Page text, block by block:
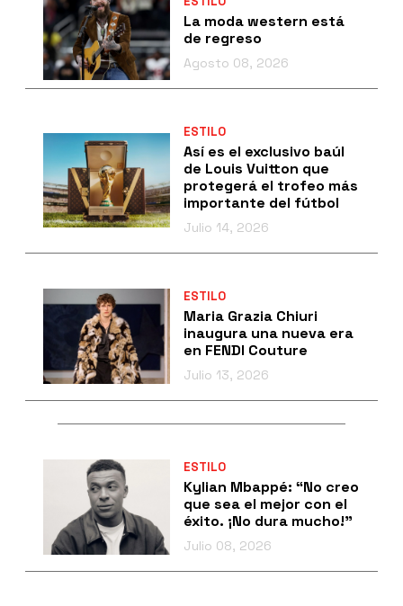
La moda western está
de regreso
Agosto 08, 2026
ESTILO
Así es el exclusivo baúl
de Louis Vuitton que
protegerá el trofeo más
importante del fútbol
Julio 14, 2026
ESTILO
Maria Grazia Chiuri
inaugura una nueva era
en FENDI Couture
Julio 13, 2026
ESTILO
Kylian Mbappé: “No creo
que sea el mejor con el
éxito. ¡No dura mucho!”
Julio 08, 2026